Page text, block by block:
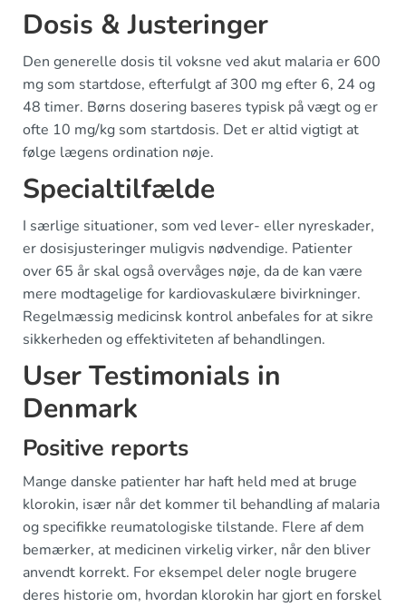
Dosis & Justeringer
Den generelle dosis til voksne ved akut malaria er 600
mg som startdose, efterfulgt af 300 mg efter 6, 24 og
48 timer. Børns dosering baseres typisk på vægt og er
ofte 10 mg/kg som startdosis. Det er altid vigtigt at
følge lægens ordination nøje.
Specialtilfælde
I særlige situationer, som ved lever- eller nyreskader,
er dosisjusteringer muligvis nødvendige. Patienter
over 65 år skal også overvåges nøje, da de kan være
mere modtagelige for kardiovaskulære bivirkninger.
Regelmæssig medicinsk kontrol anbefales for at sikre
sikkerheden og effektiviteten af behandlingen.
User Testimonials in
Denmark
Positive reports
Mange danske patienter har haft held med at bruge
klorokin, især når det kommer til behandling af malaria
og specifikke reumatologiske tilstande. Flere af dem
bemærker, at medicinen virkelig virker, når den bliver
anvendt korrekt. For eksempel deler nogle brugere
deres historie om, hvordan klorokin har gjort en forskel